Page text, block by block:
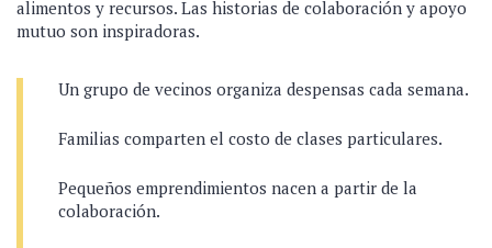
alimentos y recursos. Las historias de colaboración y apoyo
mutuo son inspiradoras.
Un grupo de vecinos organiza despensas cada semana.
Familias comparten el costo de clases particulares.
Pequeños emprendimientos nacen a partir de la
colaboración.